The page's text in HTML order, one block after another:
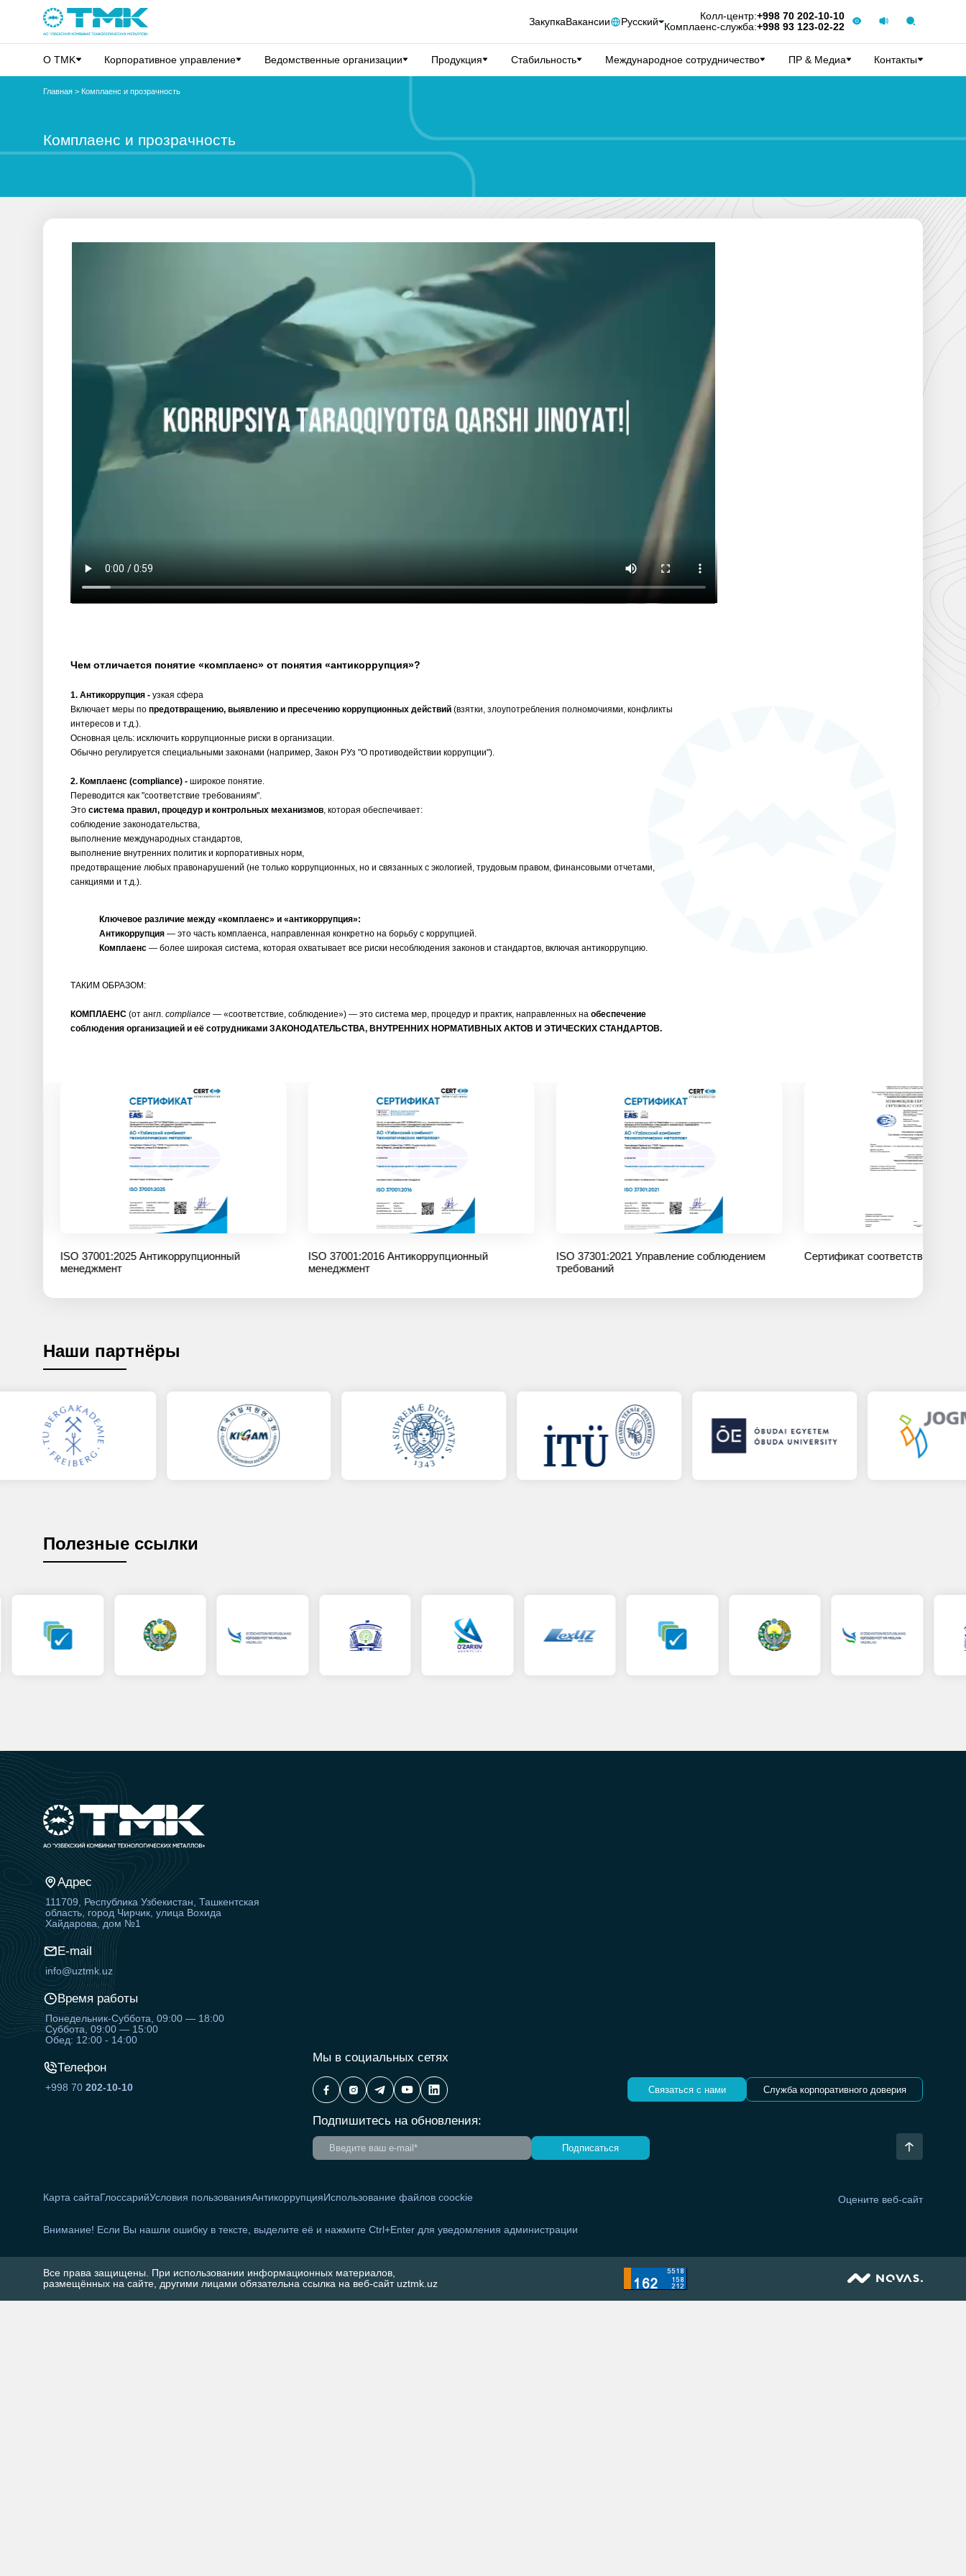
ЗакупкаВакансии Русский Колл-центр:+998 70 202-10-10
Комплаенс-служба:+998 93 123-02-22
О TMK Корпоративное управление Ведомственные организации Продукция Стабильность Международное сотрудничество ПР & Медиа Контакты
Главная > Комплаенс и прозрачность
Комплаенс и прозрачность
Чем отличается понятие «комплаенс» от понятия «антикоррупция»?
1. Антикоррупция - узкая сфера
Включает меры по предотвращению, выявлению и пресечению коррупционных действий(взятки, злоупотребления полномочиями, конфликты
интересов и т.д.).
Основная цель: исключить коррупционные риски в организации.
Обычно регулируется специальными законами (например, Закон РУз "О противодействии коррупции").
2. Комплаенс (compliance) - широкое понятие.
Переводится как "соответствие требованиям".
Это система правил, процедур и контрольных механизмов, которая обеспечивает:
соблюдение законодательства,
выполнение международных стандартов,
выполнение внутренних политик и корпоративных норм,
предотвращение любых правонарушений (не только коррупционных, но и связанных с экологией, трудовым правом, финансовыми отчетами,
санкциями и т.д.).
Ключевое различие между «комплаенс» и «антикоррупция»:
Антикоррупция— это часть комплаенса, направленная конкретно на борьбу с коррупцией.
Комплаенс— более широкая система, которая охватывает все риски несоблюдения законов и стандартов, включая антикоррупцию.
ТАКИМ ОБРАЗОМ:
КОМПЛАЕНС(от англ. compliance— «соответствие, соблюдение») — это система мер, процедур и практик, направленных на обеспечение
соблюдения организацией и её сотрудниками ЗАКОНОДАТЕЛЬСТВА, ВНУТРЕННИХ НОРМАТИВНЫХ АКТОВ И ЭТИЧЕСКИХ СТАНДАРТОВ.
ISO 37001:2025 Антикоррупционный
менеджмент
ISO 37001:2016 Антикоррупционный
менеджмент
ISO 37301:2021 Управление соблюдением
требований
Сертификат соответствия
Наши партнёры
Полезные ссылки
Адрес
111709, Республика Узбекистан, Ташкентская
область, город Чирчик, улица Вохида
Хайдарова, дом №1
E-mail
info@uztmk.uz
Время работы
Понедельник-Суббота, 09:00 — 18:00
Суббота, 09:00 — 15:00
Обед: 12:00 - 14:00
Телефон
+998 70 202-10-10
Мы в социальных сетях
Связаться с нами Служба корпоративного доверия
Подпишитесь на обновления:
Подписаться
Карта сайтаГлоссарийУсловия пользованияАнтикоррупция Использование файлов coockie Оцените веб-сайт
Внимание! Если Вы нашли ошибку в тексте, выделите её и нажмите Ctrl+Enter для уведомления администрации
Все права защищены. При использовании информационных материалов,
размещённых на сайте, другими лицами обязательна ссылка на веб-сайт uztmk.uz